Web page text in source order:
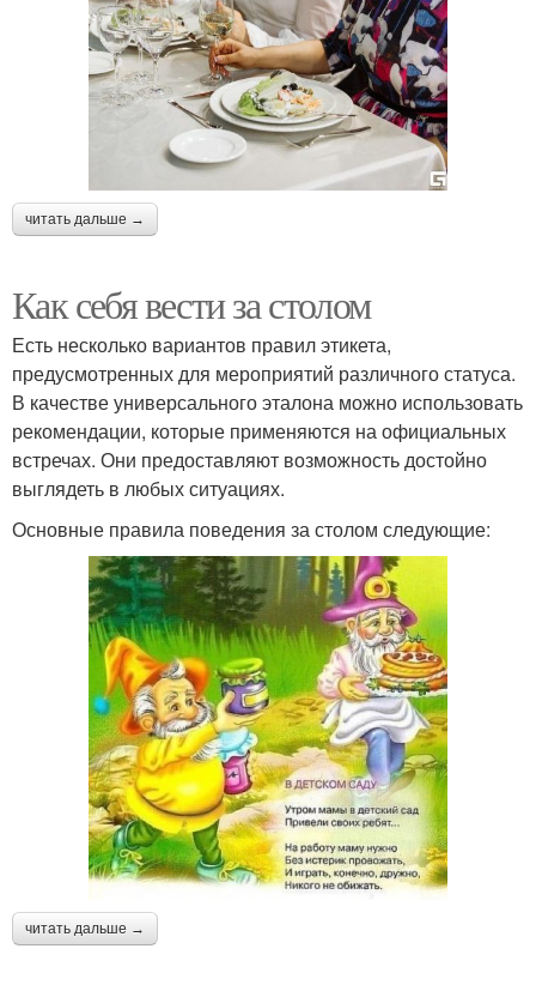
читать дальше →
Как себя вести за столом
Есть несколько вариантов правил этикета,
предусмотренных для мероприятий различного статуса.
В качестве универсального эталона можно использовать
рекомендации, которые применяются на официальных
встречах. Они предоставляют возможность достойно
выглядеть в любых ситуациях.
Основные правила поведения за столом следующие:
читать дальше →